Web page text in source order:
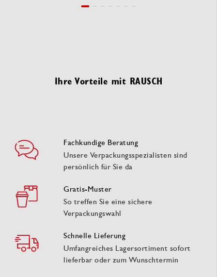
Ihre Vorteile mit RAUSCH
Fachkundige Beratung
Unsere Verpackungsspezialisten sind
persönlich für Sie da
Gratis-Muster
So treffen Sie eine sichere
Verpackungswahl
Schnelle Lieferung
Umfangreiches Lagersortiment sofort
lieferbar oder zum Wunschtermin